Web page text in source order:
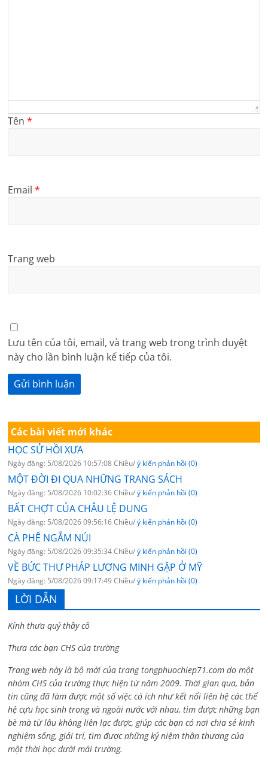
Tên*
Email*
Trang web
Lưu tên của tôi, email, và trang web trong trình duyệt
này cho lần bình luận kế tiếp của tôi.
Các bài viết mới khác
HỌC SỬ HỒI XƯA
Ngày đăng: 5/08/2026 10:57:08 Chiều/ý kiến phản hồi (0)
MỘT ĐỜI ĐI QUA NHỮNG TRANG SÁCH
Ngày đăng: 5/08/2026 10:02:36 Chiều/ý kiến phản hồi (0)
BẤT CHỢT CỦA CHÂU LỆ DUNG
Ngày đăng: 5/08/2026 09:56:16 Chiều/ý kiến phản hồi (0)
CÀ PHÊ NGẮM NÚI
Ngày đăng: 5/08/2026 09:35:34 Chiều/ý kiến phản hồi (0)
VỀ BỨC THƯ PHÁP LƯƠNG MINH GẶP Ở MỸ
Ngày đăng: 5/08/2026 09:17:49 Chiều/ý kiến phản hồi (0)
LỜI DẪN
Kính thưa quý thầy cô
Thưa các bạn CHS của trường
Trang web này là bộ mới của trang tongphuochiep71.com do một
nhóm CHS của trường thực hiện từ năm 2009. Thời gian qua, bản
tin cũng đã làm được một số việc có ích như kết nối liên hệ các thế
hệ cựu học sinh trong và ngoài nước với nhau, tìm được những bạn
bè mà từ lâu không liên lạc được, giúp các bạn có nơi chia sẻ kinh
nghiệm sống, giải trí, tìm được những kỷ niệm thân thương của
một thời học dưới mái trường.